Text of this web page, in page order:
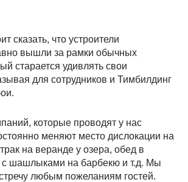
сказать, что устроители
вышли за рамки обычных
старается удивлять свои
для сотрудников и Тимбилдинг
которые проводят у нас
меняют место дислокации на
на веранде у озера, обед в
с шашлыками на барбекю и т.д. Мы
любым пожеланиям гостей.